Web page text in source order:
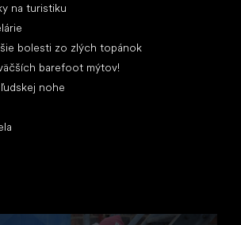
na turistiku
bolesti zo zlých topánok
barefoot mýtov!
nohe